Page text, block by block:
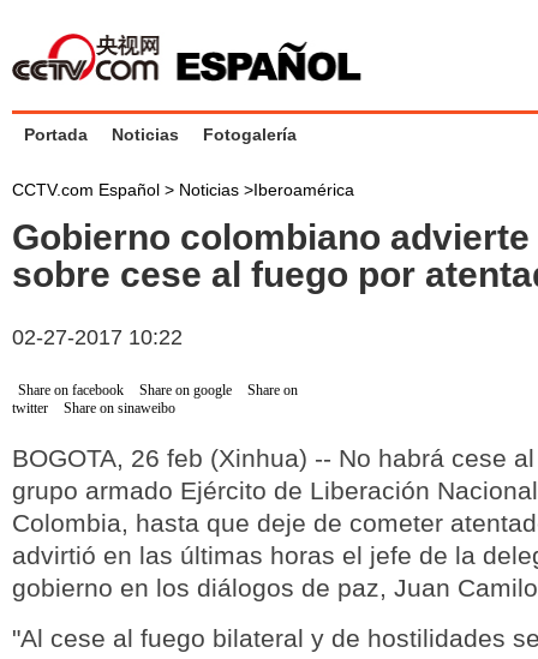
Portada Noticias Fotogalería
CCTV.com Español > Noticias >Iberoamérica
Gobierno colombiano advierte
sobre cese al fuego por
02-27-2017 10:22
Share on facebook Share on google
Share on
twitter
Share on sinaweibo
BOGOTA, 26 feb (Xinhua) -- No habrá cese
grupo armado Ejército de Liberación
Colombia, hasta que deje de cometer
advirtió en las últimas horas el jefe de la
gobierno en los diálogos de paz, Juan
"Al cese al fuego bilateral y de hostilidades